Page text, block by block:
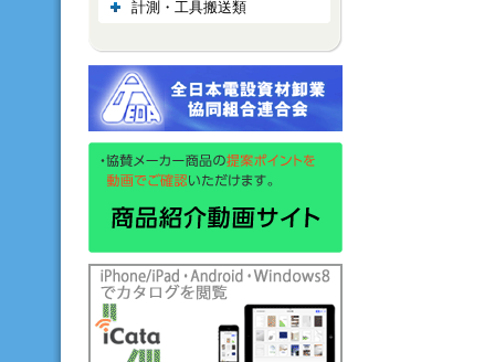
計測・工具搬送類